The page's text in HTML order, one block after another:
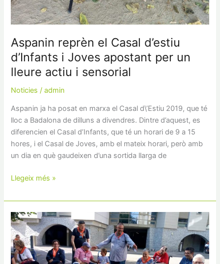
Aspanin reprèn el Casal d’estiu
d’Infants i Joves apostant per un
lleure actiu i sensorial
Noticies /admin
Aspanin ja ha posat en marxa el Casal d\’Estiu 2019, que té
lloc a Badalona de dilluns a divendres. Dintre d’aquest, es
diferencien el Casal d’Infants, que té un horari de 9 a 15
hores, i el Casal de Joves, amb el mateix horari, però amb
un dia en què gaudeixen d’una sortida llarga de
Llegeix més »
Aspanin
viatja
a
Lourdes